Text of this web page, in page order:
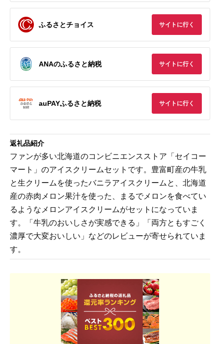
ふるさとチョイス サイトに行く
ANAのふるさと納税 サイトに行く
auPAYふるさと納税 サイトに行く
返礼品紹介
ファンが多い北海道のコンビニエンスストア「セイコー
マート」のアイスクリームセットです。豊富町産の牛乳
と生クリームを使ったバニラアイスクリームと、北海道
産の赤肉メロン果汁を使った、まるでメロンを食べてい
るようなメロンアイスクリームがセットになっていま
す。「牛乳のおいしさが実感できる」「両方ともすごく
濃厚で大変おいしい」などのレビューが寄せられていま
す。